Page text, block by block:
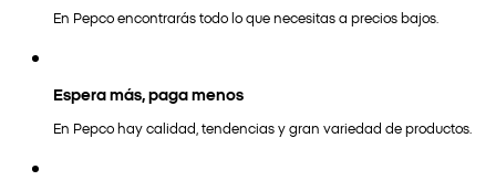
En Pepco encontrarás todo lo que necesitas a precios bajos.
Espera más, paga menos
En Pepco hay calidad, tendencias y gran variedad de productos.